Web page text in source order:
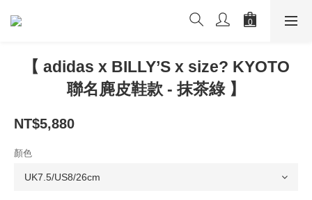
【 adidas x BILLY’S x size? KYOTO
聯名麂皮鞋款 - 抹茶綠 】
NT$5,880
顏色